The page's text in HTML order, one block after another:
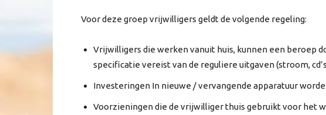
Voor deze groep vrijwilligers geldt de volgende regeling:
Vrijwilligers die werken vanuit huis, kunnen een beroep
specificatie vereist van de reguliere uitgaven (stroom,
Investeringen In nieuwe / vervangende apparatuur
Voorzieningen die de vrijwilliger thuis gebruikt voor het